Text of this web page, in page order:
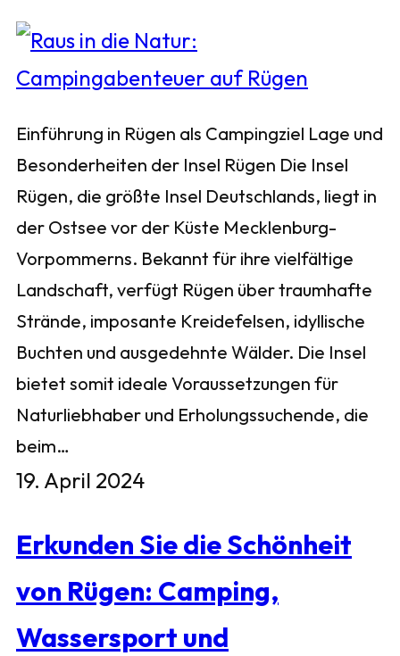
Einführung in Rügen als Campingziel Lage und
Besonderheiten der Insel Rügen Die Insel
Rügen, die größte Insel Deutschlands, liegt in
der Ostsee vor der Küste Mecklenburg-
Vorpommerns. Bekannt für ihre vielfältige
Landschaft, verfügt Rügen über traumhafte
Strände, imposante Kreidefelsen, idyllische
Buchten und ausgedehnte Wälder. Die Insel
bietet somit ideale Voraussetzungen für
Naturliebhaber und Erholungssuchende, die
beim…
19. April 2024
Erkunden Sie die Schönheit
von Rügen: Camping,
Wassersport und